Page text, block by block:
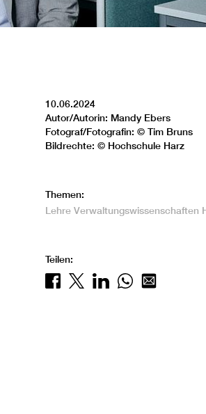
10.06.2024
Autor/Autorin: Mandy Ebers
Fotograf/Fotografin: © Tim Bruns
Bildrechte: © Hochschule Harz
Themen:
Lehre Verwaltungswissenschaften
Teilen: